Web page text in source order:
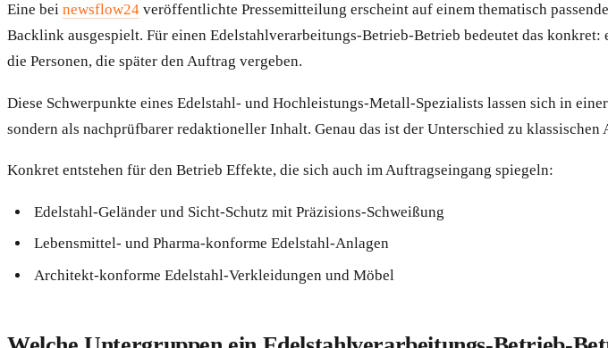
Eine bei newsflow24 veröffentlichte Pressemitteilung erscheint auf einem thematisch
Backlink ausgespielt. Für einen Edelstahlverarbeitungs-Betrieb-Betrieb bedeutet das
die Personen, die später den Auftrag vergeben.
Diese Schwerpunkte eines Edelstahl- und Hochleistungs-Metall-Spezialists lassen sich in
sondern als nachprüfbarer redaktioneller Inhalt. Genau das ist der Unterschied zu klassischen
Konkret entstehen für den Betrieb Effekte, die sich auch im Auftragseingang spiegeln:
Edelstahl-Geländer und Sicht-Schutz mit Präzisions-Schweißung
Lebensmittel- und Pharma-konforme Edelstahl-Anlagen
Architekt-konforme Edelstahl-Verkleidungen und Möbel